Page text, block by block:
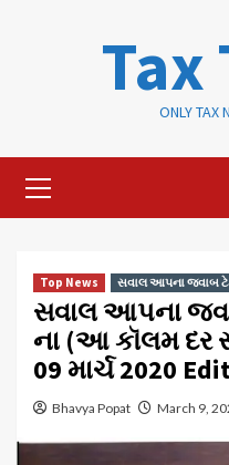
Tax
ONLY TAX
Menu
Top News સવાલ આપના જવાબ
સવાલ આપના
ના (આ કૉલમ દર
09 માર્ચ 2020
Bhavya Popat March 9,